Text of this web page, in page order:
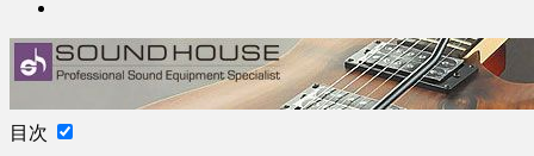
目次